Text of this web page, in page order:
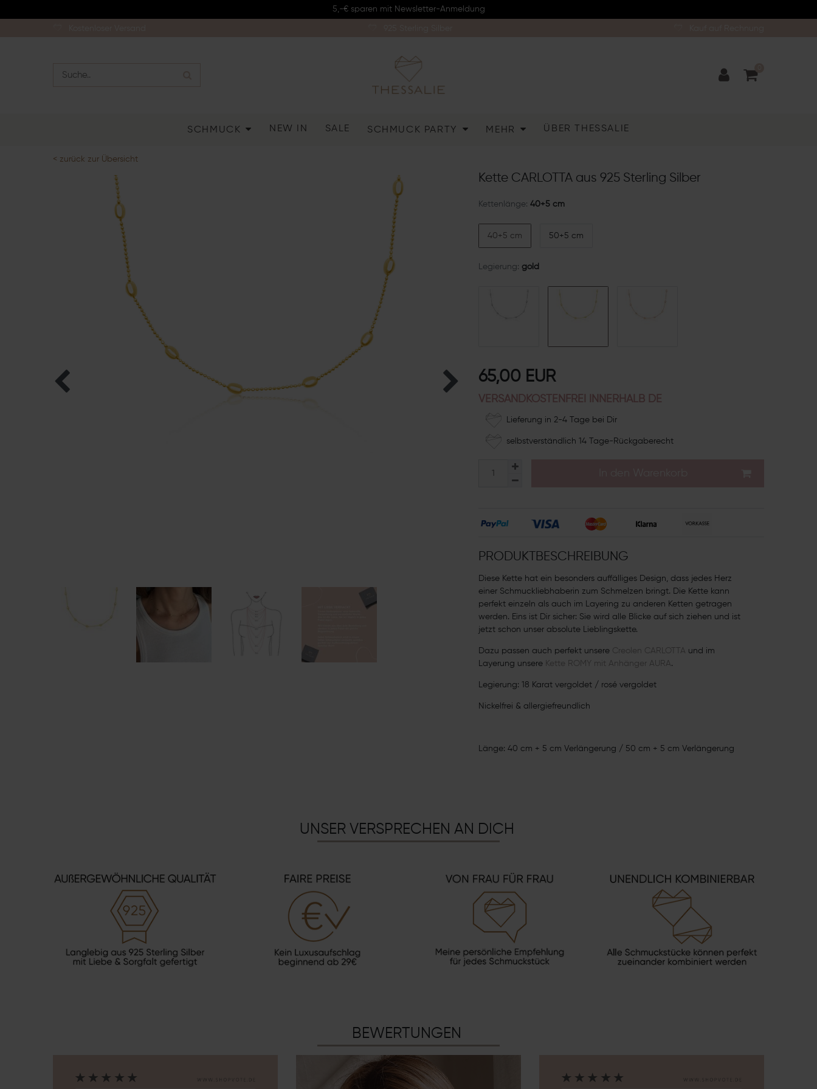
5,-€ sparen mit Newsletter-Anmeldung
SCHMUCK NEW IN SALE SCHMUCK PARTY MEHR ÜBER THESSALIE
< zurück zur Übersicht
Kette CARLOTTA aus 925 Sterling Silber
Kettenlänge: 40+5 cm
40+5 cm 50+5 cm
Legierung: gold
65,00 EUR
VERSANDKOSTENFREI INNERHALB DE
Lieferung in 2-4 Tage bei Dir
selbstverständlich 14 Tage-Rückgaberecht
PRODUKTBESCHREIBUNG
Diese Kette hat ein besonders auffälliges Design, dass jedes Herz
einer Schmuckliebhaberin zum Schmelzen bringt. Die Kette kann
perfekt einzeln als auch im Layering zu anderen Ketten getragen
werden. Eins ist Dir sicher: Sie wird alle Blicke auf sich ziehen und ist
jetzt schon unser absolute Lieblingskette.
Dazu passen auch perfekt unsere Creolen CARLOTTA und im
Layerung unsere
Kette ROMY mit Anhänger AURA.
Legierung: 18 Karat vergoldet / rosé vergoldet
Nickelfrei & allergiefreundlich
Länge: 40 cm + 5 cm Verlängerung / 50 cm + 5 cm Verlängerung
UNSER VERSPRECHEN AN DICH
BEWERTUNGEN